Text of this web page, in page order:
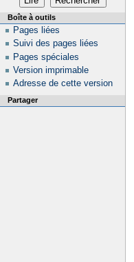
Boîte à outils
Pages liées
Suivi des pages liées
Pages spéciales
Version imprimable
Adresse de cette version
Partager